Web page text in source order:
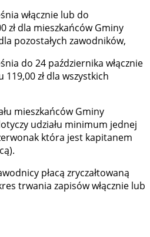
włącznie lub do
zł dla mieszkańców Gminy
pozostałych zawodników,
do 24 października włącznie
zł dla wszystkich
mieszkańców Gminy
udziału minimum jednej
która jest kapitanem
płacą zryczałtowaną
trwania zapisów włącznie lub